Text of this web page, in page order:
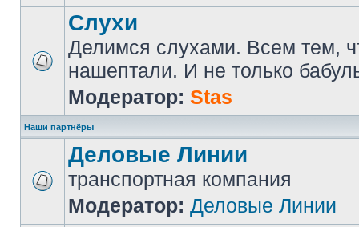
Слухи
Делимся слухами. Всем тем,
нашептали. И не только
Модератор: Stas
Наши партнёры
Деловые Линии
транспортная компания
Модератор: Деловые Линии